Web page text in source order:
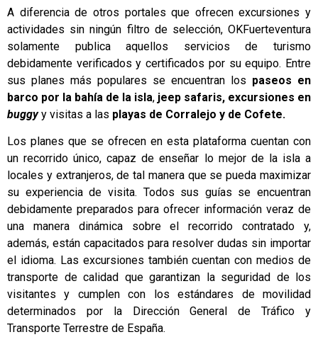
A diferencia de otros portales que ofrecen excursiones y
actividades sin ningún filtro de selección, OKFuerteventura
solamente publica aquellos servicios de turismo
debidamente verificados y certificados por su equipo. Entre
sus planes más populares se encuentran los paseos en
barco por la bahía de la isla, jeep safaris, excursiones en
buggyy visitas a las playas de Corralejo y de Cofete.
Los planes que se ofrecen en esta plataforma cuentan con
un recorrido único, capaz de enseñar lo mejor de la isla a
locales y extranjeros, de tal manera que se pueda maximizar
su experiencia de visita. Todos sus guías se encuentran
debidamente preparados para ofrecer información veraz de
una manera dinámica sobre el recorrido contratado y,
además, están capacitados para resolver dudas sin importar
el idioma. Las excursiones también cuentan con medios de
transporte de calidad que garantizan la seguridad de los
visitantes y cumplen con los estándares de movilidad
determinados por la Dirección General de Tráfico y
Transporte Terrestre de España.